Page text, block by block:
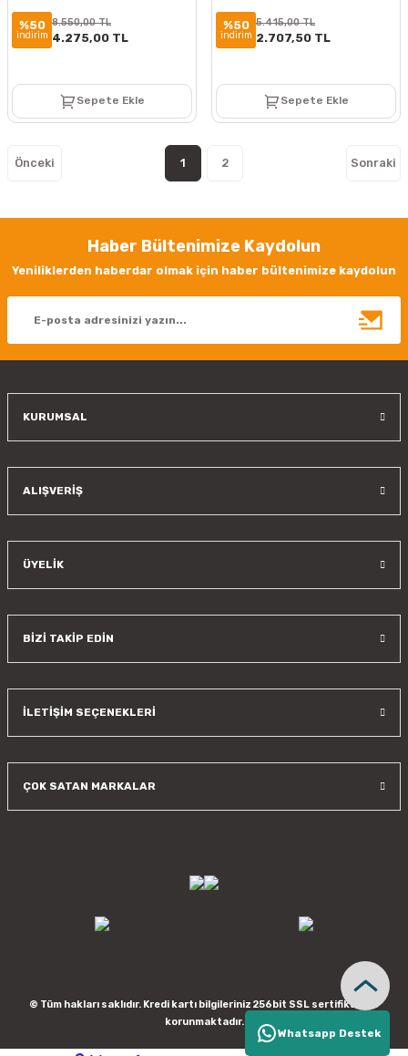
%50
indirim
8.550,00 TL
4.275,00 TL
Sepete Ekle
%50
indirim
5.415,00 TL
2.707,50 TL
Sepete Ekle
1 2
Haber Bültenimize Kaydolun
Yeniliklerden haberdar olmak için haber bültenimize kaydolun
KURUMSAL
ALIŞVERİŞ
ÜYELİK
BİZİ TAKİP EDİN
İLETİŞİM SEÇENEKLERİ
ÇOK SATAN MARKALAR
© Tüm hakları saklıdır. Kredi kartı bilgileriniz 256bit SSL sertifikası ile
korunmaktadır.
Whatsapp Destek